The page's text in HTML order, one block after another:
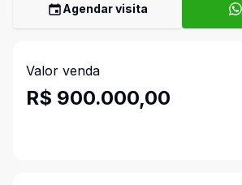
Agendar visita
Valor venda
R$ 900.000,00